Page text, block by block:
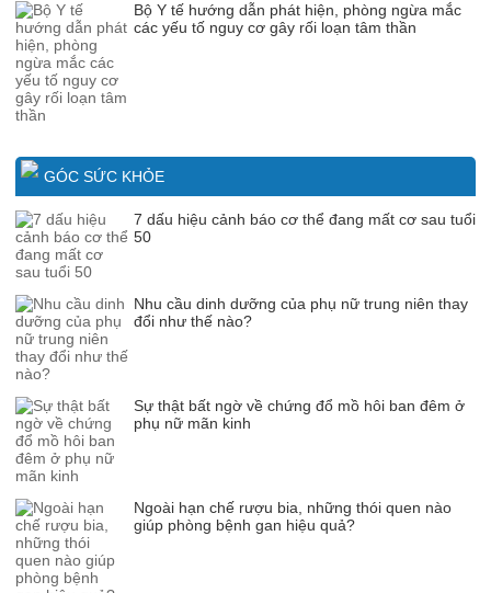
Bộ Y tế hướng dẫn phát hiện, phòng ngừa mắc
các yếu tố nguy cơ gây rối loạn tâm thần
GÓC SỨC KHỎE
7 dấu hiệu cảnh báo cơ thể đang mất cơ sau tuổi
50
Nhu cầu dinh dưỡng của phụ nữ trung niên thay
đổi như thế nào?
Sự thật bất ngờ về chứng đổ mồ hôi ban đêm ở
phụ nữ mãn kinh
Ngoài hạn chế rượu bia, những thói quen nào
giúp phòng bệnh gan hiệu quả?